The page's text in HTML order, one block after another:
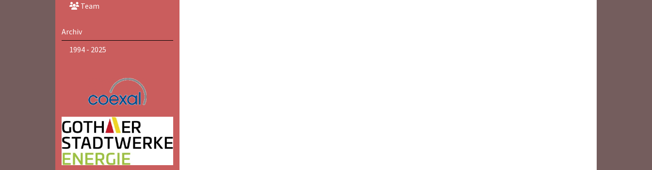
Team
Archiv
1994 - 2025